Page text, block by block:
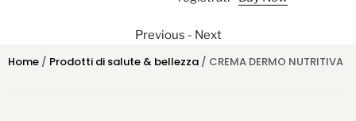
Previous - Next
Home / Prodotti di salute & bellezza / CREMA DERMO NUTRITIVA